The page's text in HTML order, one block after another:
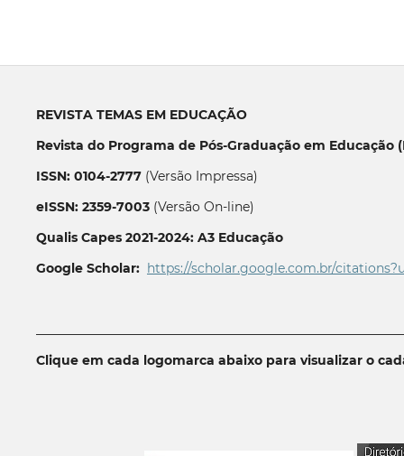
REVISTA TEMAS EM EDUCAÇÃO
Revista do Programa de Pós-Graduação em Educação
ISSN: 0104-2777(Versão Impressa)
eISSN: 2359-7003(Versão On-line)
Qualis Capes 2021-2024: A3 Educação
Google Scholar: https://scholar.google.com.br/
Clique em cada logomarca abaixo para visualizar o